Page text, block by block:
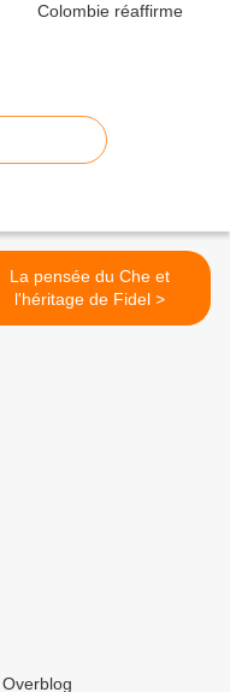
La pensée du Che et
l'héritage de Fidel >